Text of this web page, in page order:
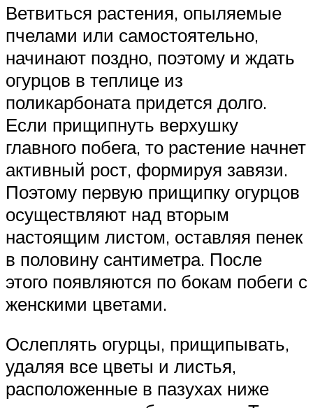
Ветвиться растения, опыляемые
пчелами или самостоятельно,
начинают поздно, поэтому и ждать
огурцов в теплице из
поликарбоната придется долго.
Если прищипнуть верхушку
главного побега, то растение начнет
активный рост, формируя завязи.
Поэтому первую прищипку огурцов
осуществляют над вторым
настоящим листом, оставляя пенек
в половину сантиметра. После
этого появляются по бокам побеги с
женскими цветами.
Ослеплять огурцы, прищипывать,
удаляя все цветы и листья,
расположенные в пазухах ниже